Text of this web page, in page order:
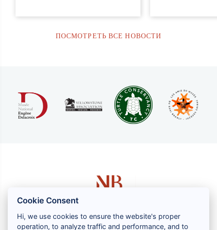
ПОСМОТРЕТЬ ВСЕ НОВОСТИ
Cookie Consent
Hi, we use cookies to ensure the website's proper
operation, to analyze traffic and performance, and to